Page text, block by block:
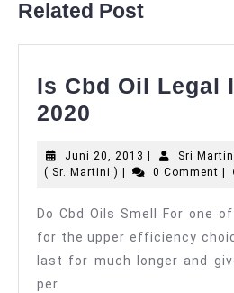
Related Post
Is Cbd Oil Legal
2020
Oil
In
Australia
Juni 20, 2013 Juni
20,
Sri
( Sr. Martini ) Sri
Ns.,
M.
Kep.
(
0 Comment
Do Cbd Oils Smell For one
for the upper efficiency
last for much longer and
per